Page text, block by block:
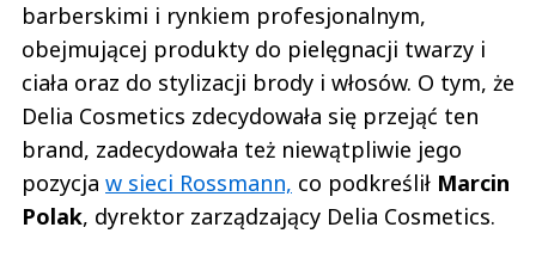
barberskimi i rynkiem profesjonalnym,
obejmującej produkty do pielęgnacji twarzy i
ciała oraz do stylizacji brody i włosów. O tym, że
Delia Cosmetics zdecydowała się przejąć ten
brand, zadecydowała też niewątpliwie jego
pozycja w sieci Rossmann, co podkreślił Marcin
Polak, dyrektor zarządzający Delia Cosmetics.